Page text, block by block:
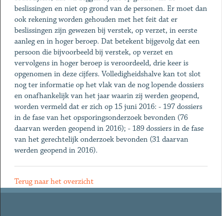
beslissingen en niet op grond van de personen. Er moet dan
ook rekening worden gehouden met het feit dat er
beslissingen zijn gewezen bij verstek, op verzet, in eerste
aanleg en in hoger beroep. Dat betekent bijgevolg dat een
persoon die bijvoorbeeld bij verstek, op verzet en
vervolgens in hoger beroep is veroordeeld, drie keer is
opgenomen in deze cijfers. Volledigheidshalve kan tot slot
nog ter informatie op het vlak van de nog lopende dossiers
en onafhankelijk van het jaar waarin zij werden geopend,
worden vermeld dat er zich op 15 juni 2016: - 197 dossiers
in de fase van het opsporingsonderzoek bevonden (76
daarvan werden geopend in 2016); - 189 dossiers in de fase
van het gerechtelijk onderzoek bevonden (31 daarvan
werden geopend in 2016).
Terug naar het overzicht